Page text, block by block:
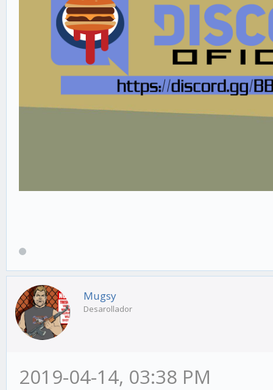
Mugsy
Desarollador
2019-04-14, 03:38 PM